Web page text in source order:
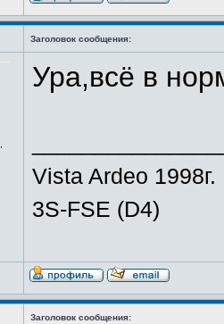
Заголовок сообщения:
Ура,всё в
Vista Ardeo 1998г.
3S-FSE (D4)
Заголовок сообщения: